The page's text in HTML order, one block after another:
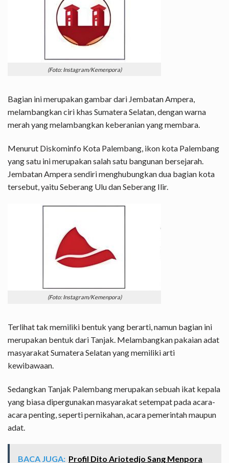
(Foto: Instagram/Kemenpora)
Bagian ini merupakan gambar dari Jembatan Ampera,
melambangkan ciri khas Sumatera Selatan, dengan warna
merah yang melambangkan keberanian yang membara.
Menurut Diskominfo Kota Palembang, ikon kota Palembang
yang satu ini merupakan salah satu bangunan bersejarah.
Jembatan Ampera sendiri menghubungkan dua bagian kota
tersebut, yaitu Seberang Ulu dan Seberang Ilir.
(Foto: Instagram/Kemenpora)
Terlihat tak memiliki bentuk yang berarti, namun bagian ini
merupakan bentuk dari Tanjak. Melambangkan pakaian adat
masyarakat Sumatera Selatan yang memiliki arti
kewibawaan.
Sedangkan Tanjak Palembang merupakan sebuah ikat kepala
yang biasa dipergunakan masyarakat setempat pada acara-
acara penting, seperti pernikahan, acara pemerintah maupun
adat.
BACA JUGA: Profil Dito Ariotedjo Sang Menpora